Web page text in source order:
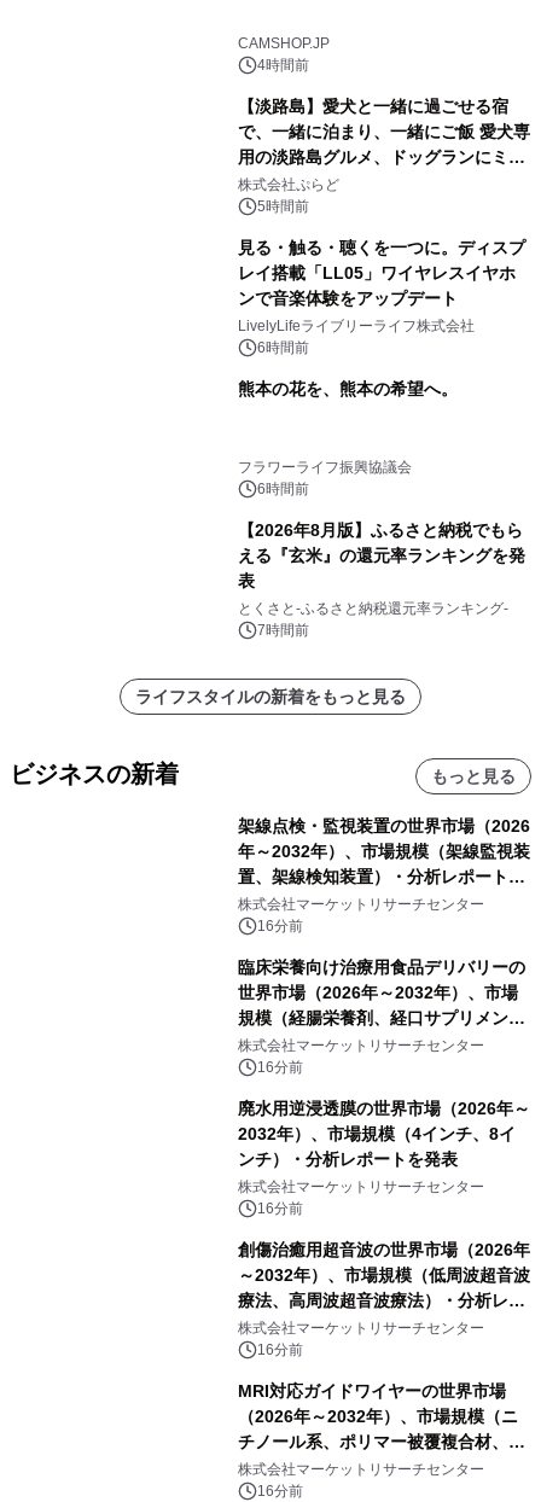
CAMSHOP.JP
4時間前
【淡路島】愛犬と一緒に過ごせる宿
で、一緒に泊まり、一緒にご飯 愛犬専
用の淡路島グルメ、ドッグランにミニ
プール グランピングとトレーラーハウ
スの2施設で
株式会社ぷらど
5時間前
見る・触る・聴くを一つに。ディスプ
レイ搭載「LL05」ワイヤレスイヤホ
ンで音楽体験をアップデート
LivelyLifeライブリーライフ株式会社
6時間前
熊本の花を、熊本の希望へ。
フラワーライフ振興協議会
6時間前
【2026年8月版】ふるさと納税でもら
える『玄米』の還元率ランキングを発
表
とくさと-ふるさと納税還元率ランキング-
7時間前
ライフスタイルの新着をもっと見る
ビジネスの新着 もっと見る
架線点検・監視装置の世界市場（2026
年～2032年）、市場規模（架線監視装
置、架線検知装置）・分析レポートを
発表
株式会社マーケットリサーチセンター
16分前
臨床栄養向け治療用食品デリバリーの
世界市場（2026年～2032年）、市場
規模（経腸栄養剤、経口サプリメン
ト）・分析レポートを発表
株式会社マーケットリサーチセンター
16分前
廃水用逆浸透膜の世界市場（2026年～
2032年）、市場規模（4インチ、8イ
ンチ）・分析レポートを発表
株式会社マーケットリサーチセンター
16分前
創傷治癒用超音波の世界市場（2026年
～2032年）、市場規模（低周波超音波
療法、高周波超音波療法）・分析レポ
ートを発表
株式会社マーケットリサーチセンター
16分前
MRI対応ガイドワイヤーの世界市場
（2026年～2032年）、市場規模（ニ
チノール系、ポリマー被覆複合材、そ
の他）・分析レポートを発表
株式会社マーケットリサーチセンター
16分前